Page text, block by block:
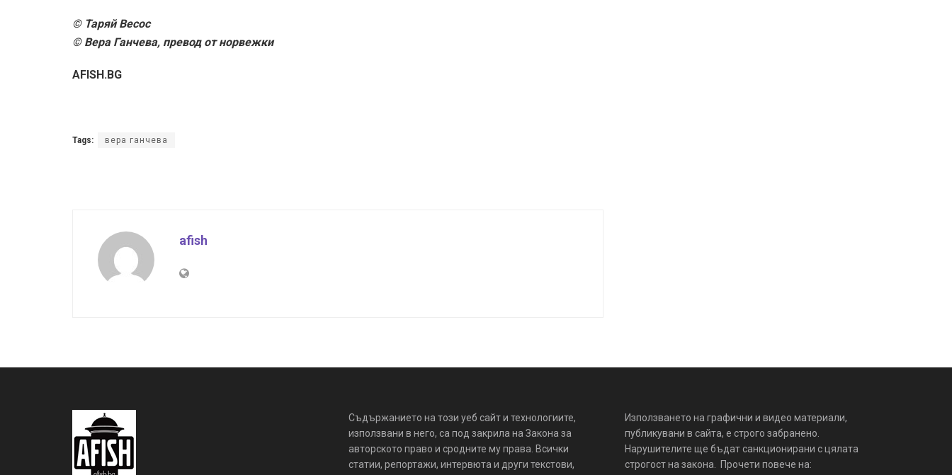
© Таряй Весос
© Вера Ганчева, превод от норвежки
AFISH.BG
Tags: вера ганчева
afish
Съдържанието на този уеб сайт и технологиите,
използвани в него, са под закрила на Закона за
авторското право и сродните му права. Всички
статии, репортажи, интервюта и други текстови,
Използването на графични и видео материали,
публикувани в сайта, е строго забранено.
Нарушителите ще бъдат санкционирани с цялата
строгост на закона. Прочети повече на: